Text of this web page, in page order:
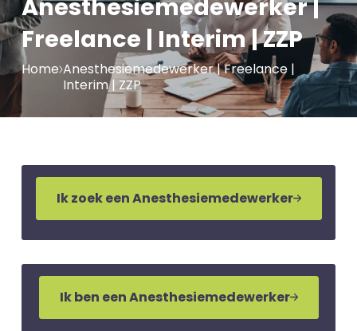
Anesthesiemedewerker |
Freelance | Interim | ZZP
Home Anesthesiemedewerker | Freelance |
Interim | ZZP
Ik zoek een Anesthesiemedewerker
Ik ben een Anesthesiemedewerker